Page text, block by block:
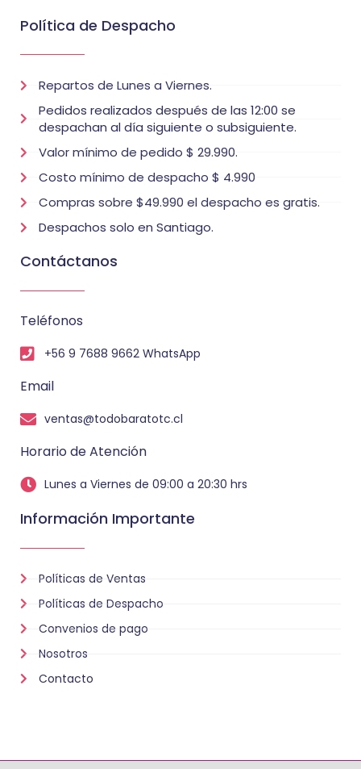
Política de Despacho
Repartos de Lunes a Viernes.
Pedidos realizados después de las 12:00 se
despachan al día siguiente o subsiguiente.
Valor mínimo de pedido $ 29.990.
Costo mínimo de despacho $ 4.990
Compras sobre $49.990 el despacho es gratis.
Despachos solo en Santiago.
Contáctanos
Teléfonos
+56 9 7688 9662 WhatsApp
Email
ventas@todobaratotc.cl
Horario de Atención
Lunes a Viernes de 09:00 a 20:30 hrs
Información Importante
Políticas de Ventas
Políticas de Despacho
Convenios de pago
Nosotros
Contacto